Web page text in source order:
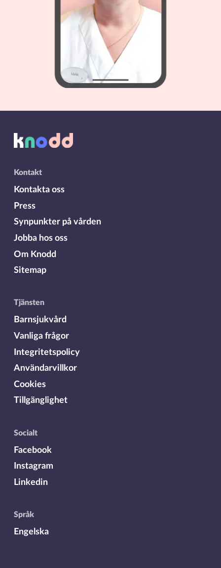
Kontakt
Kontakta oss
Press
Synpunkter på vården
Jobba hos oss
Om Knodd
Sitemap
Tjänsten
Barnsjukvård
Vanliga frågor
Integritetspolicy
Användarvillkor
Cookies
Tillgänglighet
Socialt
Facebook
Instagram
Linkedin
Språk
Engelska